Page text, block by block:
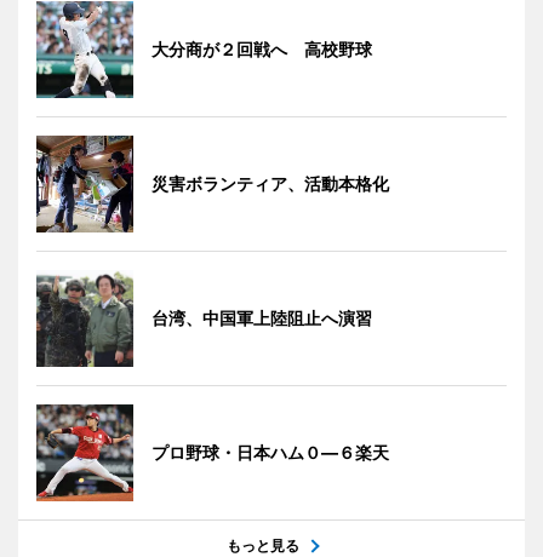
大分商が２回戦へ 高校野球
災害ボランティア、活動本格化
台湾、中国軍上陸阻止へ演習
プロ野球・日本ハム０―６楽天
もっと見る